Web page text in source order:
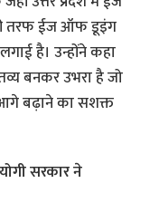
तरफ ईज ऑफ डूइंग
है। उन्होंने कहा
बनकर उभरा है जो
बढ़ाने का सशक्त
सरकार ने